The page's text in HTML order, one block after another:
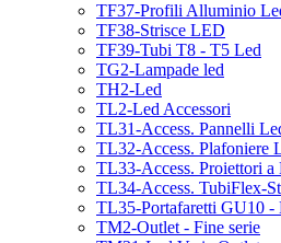
TF37-Profili Alluminio
TF38-Strisce LED
TF39-Tubi T8 - T5 Led
TG2-Lampade led
TH2-Led
TL2-Led Accessori
TL31-Access. Pannelli
TL32-Access. Plafoniere
TL33-Access. Proiettori a
TL34-Access. TubiFlex-
TL35-Portafaretti GU10 -
TM2-Outlet - Fine serie